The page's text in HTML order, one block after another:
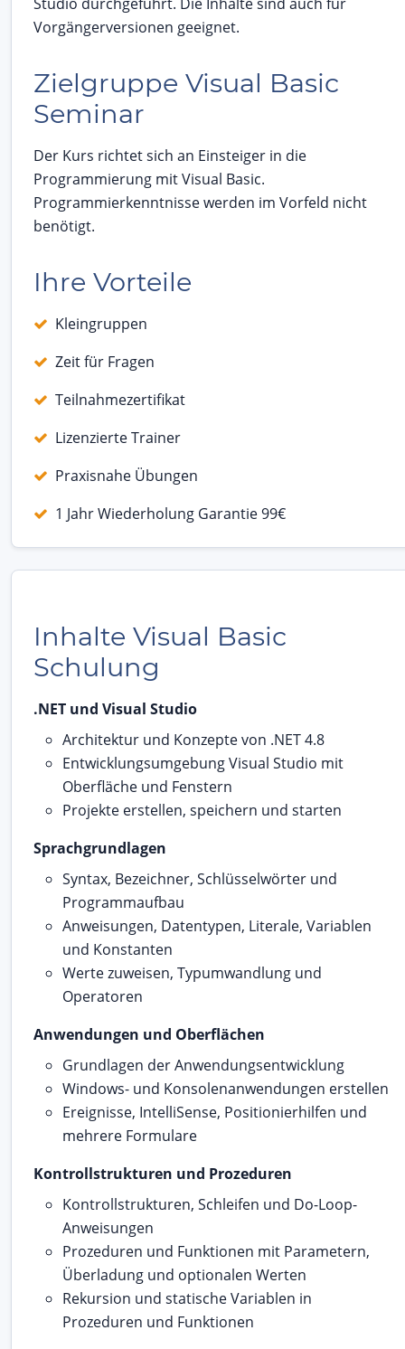
Vorgängerversionen geeignet.
Zielgruppe Visual Basic
Seminar
Der Kurs richtet sich an Einsteiger in die
Programmierung mit Visual Basic.
Programmierkenntnisse werden im Vorfeld nicht
benötigt.
Ihre Vorteile
Kleingruppen
Zeit für Fragen
Teilnahmezertifikat
Lizenzierte Trainer
Praxisnahe Übungen
1 Jahr Wiederholung Garantie 99€
Inhalte Visual Basic
Schulung
.NET und Visual Studio
Architektur und Konzepte von .NET 4.8
Entwicklungsumgebung Visual Studio mit
Oberfläche und Fenstern
Projekte erstellen, speichern und starten
Sprachgrundlagen
Syntax, Bezeichner, Schlüsselwörter und
Programmaufbau
Anweisungen, Datentypen, Literale, Variablen
und Konstanten
Werte zuweisen, Typumwandlung und
Operatoren
Anwendungen und Oberflächen
Grundlagen der Anwendungsentwicklung
Windows- und Konsolenanwendungen erstellen
Ereignisse, IntelliSense, Positionierhilfen und
mehrere Formulare
Kontrollstrukturen und Prozeduren
Kontrollstrukturen, Schleifen und Do-Loop-
Anweisungen
Prozeduren und Funktionen mit Parametern,
Überladung und optionalen Werten
Rekursion und statische Variablen in
Prozeduren und Funktionen